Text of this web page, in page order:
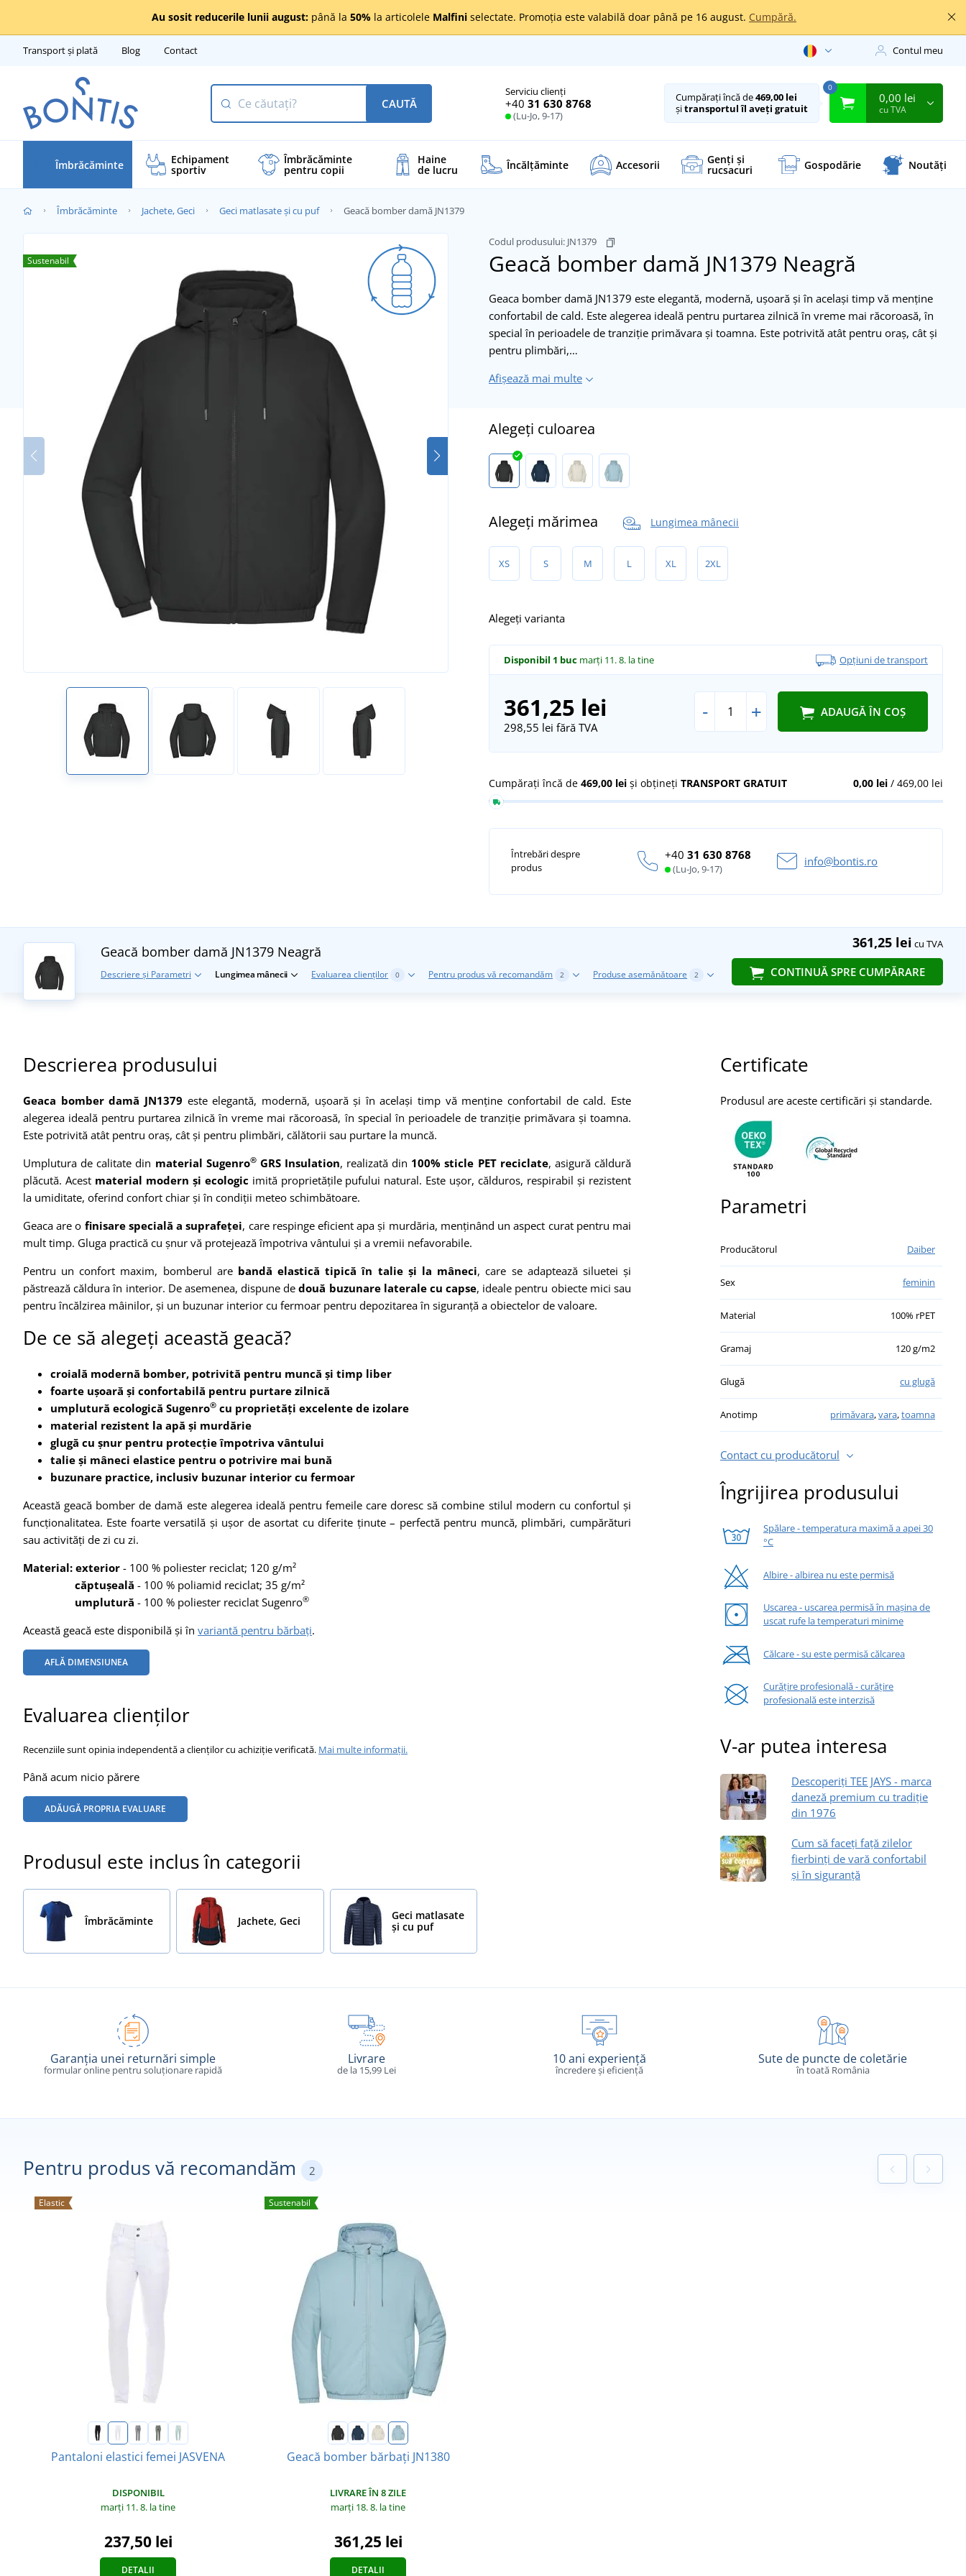
Au sosit reducerile lunii august: până la 50% la articolele Malfini selectate. Promoția este valabilă doar până pe 16 august. Cumpără.
Transport și plată Blog Contact Contul meu
Serviciu clienți
+40 31 630 8768
(Lu-Jo, 9-17)
CAUTĂ Cumpărați încă de469,00 lei
șitransportul îl aveți gratuit
0
0,00 lei
cu TVA
Îmbrăcăminte Echipament
sportiv
Îmbrăcăminte
pentru copii
Haine
de lucru Încălţăminte Accesorii Genți și
rucsacuri Gospodărie Noutăți
Îmbrăcăminte Jachete, Geci Geci matlasate și cu puf Geacă bomber damă JN1379
Codul produsului: JN1379
Geacă bomber damă JN1379 Neagră
Sustenabil
Geaca bomber damă JN1379 este elegantă, modernă, ușoară și în același timp vă menține
confortabil de cald. Este alegerea ideală pentru purtarea zilnică în vreme mai răcoroasă, în
special în perioadele de tranziție primăvara și toamna. Este potrivită atât pentru oraș, cât și
pentru plimbări,…
Afișează mai multe
Alegeți culoarea
Alegeți mărimea Lungimea mânecii
XS S M L XL 2XL
Alegeți varianta
Disponibil 1 buc marți 11. 8. la tine Opțiuni de transport
361,25 lei
298,55 lei fără TVA
- + ADAUGĂ ÎN COȘ
0,00 lei/ 469,00 lei
Cumpărați încă de 469,00 lei și obțineți TRANSPORT GRATUIT
Întrebări despre
produs
+40 31 630 8768
(Lu-Jo, 9-17)
info@bontis.ro
361,25 lei cu TVA
CONTINUĂ SPRE CUMPĂRARE
Geacă bomber damă JN1379 Neagră
Descriere și Parametri Lungimea mânecii Evaluarea clienților 0 Pentru produs vă recomandăm 2 Produse asemănătoare 2
Descrierea produsului
Geaca bomber damă JN1379 este elegantă, modernă, ușoară și în același timp vă menține confortabil de cald. Este
alegerea ideală pentru purtarea zilnică în vreme mai răcoroasă, în special în perioadele de tranziție primăvara și toamna.
Este potrivită atât pentru oraș, cât și pentru plimbări, călătorii sau purtare la muncă.
Umplutura de calitate din material Sugenro®GRS Insulation, realizată din 100% sticle PET reciclate, asigură căldură
plăcută. Acest material modern și ecologic imită proprietățile pufului natural. Este ușor, călduros, respirabil și rezistent
la umiditate, oferind confort chiar și în condiții meteo schimbătoare.
Geaca are o finisare specială a suprafeței, care respinge eficient apa și murdăria, menținând un aspect curat pentru mai
mult timp. Gluga practică cu șnur vă protejează împotriva vântului și a vremii nefavorabile.
Pentru un confort maxim, bomberul are bandă elastică tipică în talie și la mâneci, care se adaptează siluetei și
păstrează căldura în interior. De asemenea, dispune dedouă buzunare laterale cu capse, ideale pentru obiecte mici sau
pentru încălzirea mâinilor, și un buzunar interior cu fermoar pentru depozitarea în siguranță a obiectelor de valoare.
De ce să alegeți această geacă?
croială modernă bomber, potrivită pentru muncă și timp liber
foarte ușoară și confortabilă pentru purtare zilnică
umplutură ecologică Sugenro®cu proprietăți excelente de izolare
material rezistent la apă și murdărie
glugă cu șnur pentru protecție împotriva vântului
talie și mâneci elastice pentru o potrivire mai bună
buzunare practice, inclusiv buzunar interior cu fermoar
Această geacă bomber de damă este alegerea ideală pentru femeile care doresc să combine stilul modern cu confortul și
funcționalitatea. Este foarte versatilă și ușor de asortat cu diferite ținute – perfectă pentru muncă, plimbări, cumpărături
sau activități de zi cu zi.
Material: exterior - 100 % poliester reciclat; 120 g/m²
căptușeală - 100 % poliamid reciclat; 35 g/m²
umplutură - 100 % poliester reciclat Sugenro®
Această geacă este disponibilă și în variantă pentru bărbați.
AFLĂ DIMENSIUNEA
Evaluarea clienților
Recenziile sunt opinia independentă a clienților cu achiziție verificată. Mai multe informații.
Până acum nicio părere
ADĂUGĂ PROPRIA EVALUARE
Produsul este inclus în categorii
Îmbrăcăminte Jachete, Geci
Geci matlasate
și cu puf
Certificate
Produsul are aceste certificări și standarde.
Parametri
Producătorul Daiber
Sex feminin
Material 100% rPET
Gramaj 120 g/m2
Glugă cu glugă
Anotimp primăvara,vara,toamna
Contact cu producătorul
Îngrijirea produsului
Spălare - temperatura maximă a apei 30
°C
Albire - albirea nu este permisă
Uscarea - uscarea permisă în mașina de
uscat rufe la temperaturi minime
Călcare - su este permisă călcarea
Curățire profesională - curățire
profesională este interzisă
V-ar putea interesa
Descoperiți TEE JAYS - marca
daneză premium cu tradiție
din 1976
Cum să faceți față zilelor
fierbinți de vară confortabil
și în siguranță
Garanția unei returnări simple
formular online pentru soluționare rapidă
Livrare
de la 15,99 Lei
10 ani experiență
încredere și eficiență
Sute de puncte de coletărie
în toată România
Pentru produs vă recomandăm 2
Elastic
Pantaloni elastici femei JASVENA
DISPONIBIL
marți 11. 8. la tine
237,50 lei
DETALII
Sustenabil
Geacă bomber bărbați JN1380
LIVRARE ÎN 8 ZILE
marți 18. 8. la tine
361,25 lei
DETALII